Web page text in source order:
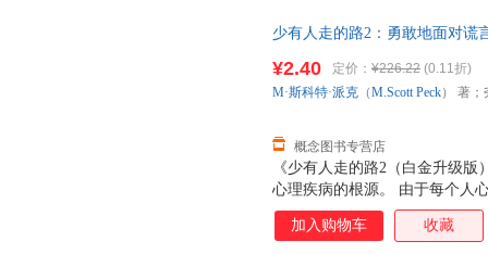
少有人走的路2：勇敢地面对谎
《少有人走的路2（白金升级
心理疾病的根源。 由于每个人
痛苦时，人们常常会选择逃避
不到痛苦，并不意味着痛苦就
¥2.40 定价： ¥226.22 (0.11折)
概念图书专营店
M·斯科特·派克 （M.Scott Peck） 著；
加入购物车 收藏